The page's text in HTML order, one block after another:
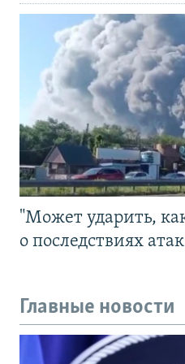
"Может ударить,
о последствиях
Главные новости